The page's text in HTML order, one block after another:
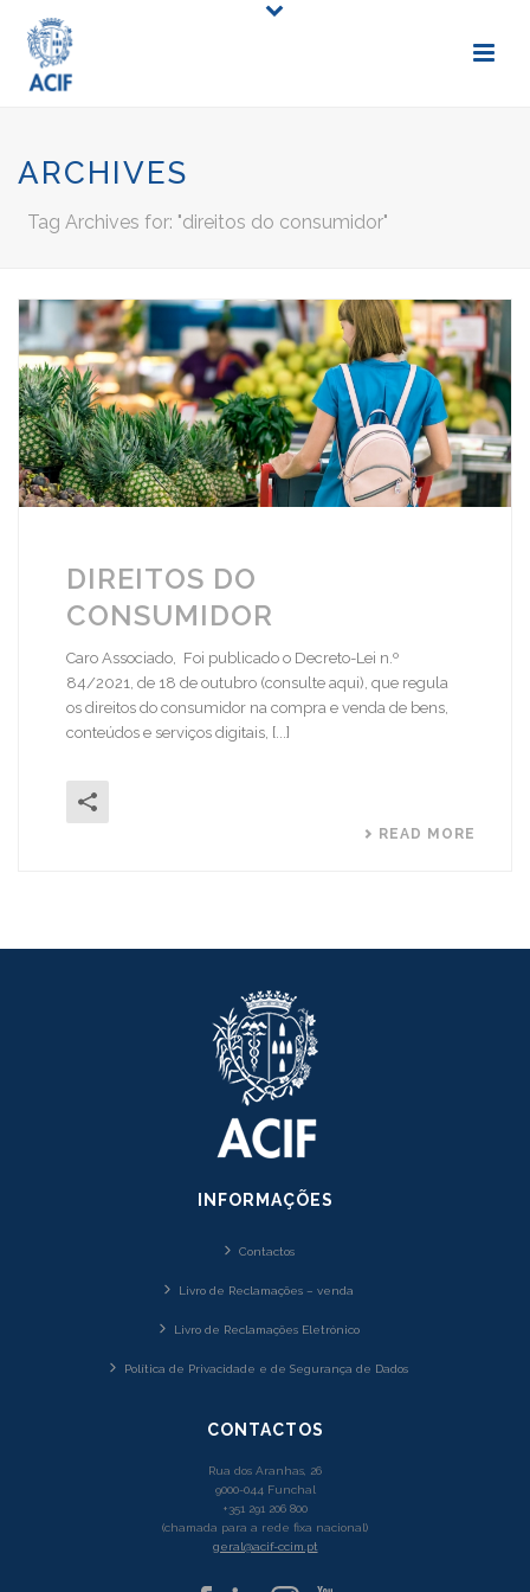
ARCHIVES
Tag Archives for: "direitos do consumidor"
DIREITOS DO
CONSUMIDOR
Caro Associado, Foi publicado o Decreto-Lei n.º
84/2021, de 18 de outubro (consulte aqui), que regula
os direitos do consumidor na compra e venda de bens,
conteúdos e serviços digitais, [...]
READ MORE
INFORMAÇÕES
Contactos
Livro de Reclamações – venda
Livro de Reclamações Eletrónico
Política de Privacidade e de Segurança de Dados
CONTACTOS
Rua dos Aranhas, 26
9000-044 Funchal
+351 291 206 800
(chamada para a rede fixa nacional)
geral@acif-ccim.pt